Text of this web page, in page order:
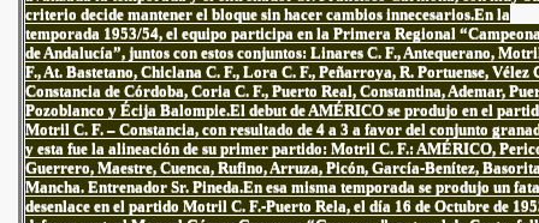
criterio decide mantener el bloque sin hacer cambios innecesarios.En la
temporada 1953/54, el equipo participa en la Primera Regional
de Andalucía”, juntos con estos conjuntos: Linares C. F., Antequerano,
F., At. Bastetano, Chiclana C. F., Lora C. F., Peñarroya, R. Portuense, Vélez
Constancia de Córdoba, Coria C. F., Puerto Real, Constantina, Ademar,
Pozoblanco y Écija Balompie.El debut de AMÉRICO se produjo en el
Motril C. F. – Constancia, con resultado de 4 a 3 a favor del conjunto
y esta fue la alineación de su primer partido: Motril C. F.: AMÉRICO,
Guerrero, Maestre, Cuenca, Rufino, Arruza, Picón, García-Benítez,
Mancha. Entrenador Sr. Pineda.En esa misma temporada se produjo un
desenlace en el partido Motril C. F.-Puerto Rela, el día 16 de Octubre de